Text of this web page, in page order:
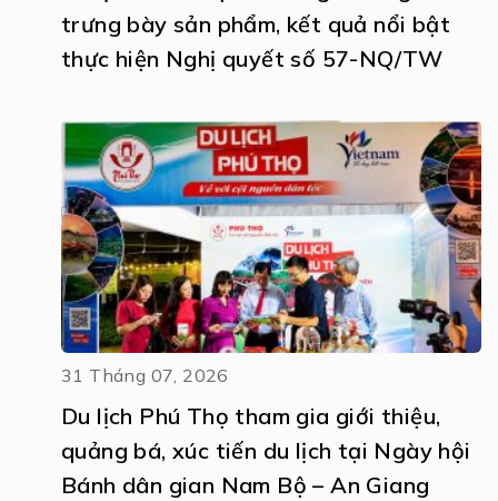
trưng bày sản phẩm, kết quả nổi bật
thực hiện Nghị quyết số 57-NQ/TW
31 Tháng 07, 2026
Du lịch Phú Thọ tham gia giới thiệu,
quảng bá, xúc tiến du lịch tại Ngày hội
Bánh dân gian Nam Bộ – An Giang